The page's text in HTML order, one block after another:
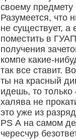
своему предмету
Разумеется, что
не существует, а
поместить в
получения
компе какие-
так все ставит.
ты на красный
идешь, то только
халява не
это уже из
PS А на самом
чересчур